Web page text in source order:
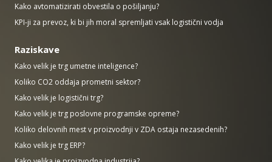
Kako avtomatizirati obvestila o pošiljanju?
KPI-ji za prevoz, ki bi jih moral spremljati vsak logistični vodja
Raziskave
Kako velik je trg umetne inteligence?
Koliko CO2 oddaja prometni sektor?
Kako velik je logistični trg?
Kako velik je trg poslovne programske opreme?
Koliko delovnih mest v proizvodnji v ZDA ostaja nezasedenih?
Kako velik je trg ERP?